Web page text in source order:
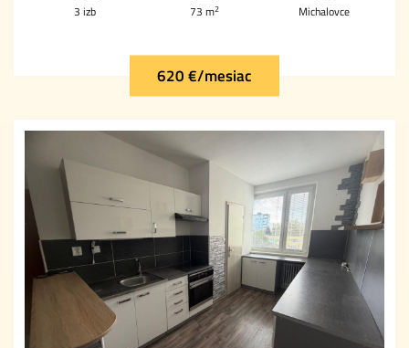
3 izb 73 m2 Michalovce
620 €/mesiac